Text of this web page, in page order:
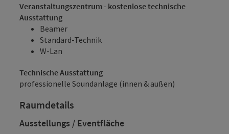
Veranstaltungszentrum - kostenlose technische
Ausstattung
Beamer
Standard-Technik
W-Lan
Technische Ausstattung
professionelle Soundanlage (innen & außen)
Raumdetails
Ausstellungs / Eventfläche